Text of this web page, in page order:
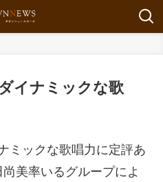
イナミックな歌
ミックな歌唱力に定評あ
美率いるグループによ